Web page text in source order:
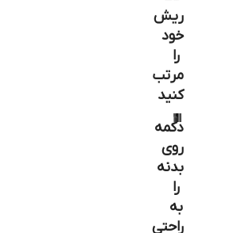
ریش
خود
را
مرتب
کنید
دکمه
روی
بدنه
را
به
راحتی